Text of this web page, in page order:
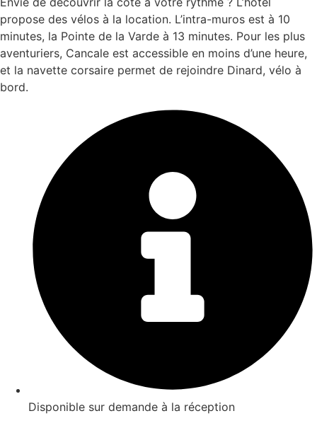
propose des vélos à la location. L’intra-muros est à 10
minutes, la Pointe de la Varde à 13 minutes. Pour les plus
aventuriers, Cancale est accessible en moins d’une heure,
et la navette corsaire permet de rejoindre Dinard, vélo à
bord.
Disponible sur demande à la réception